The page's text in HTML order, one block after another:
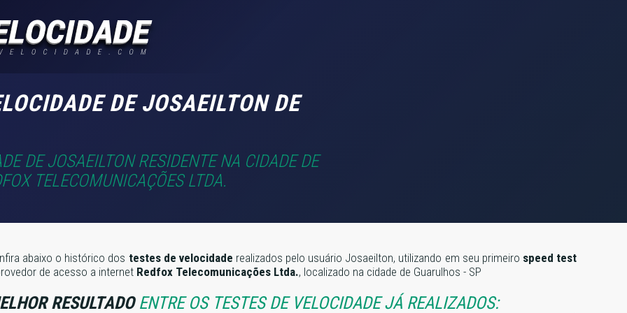
DE JOSAEILTON DE
DE JOSAEILTON RESIDENTE NA CIDADE DE
TELECOMUNICAÇÕES LTDA.
abaixo o histórico dos testes de velocidade realizados pelo usuário Josaeilton, utilizando em seu primeiro speed test
de acesso a internet Redfox Telecomunicações Ltda., localizado na cidade de Guarulhos - SP
RESULTADOENTRE OS TESTES DE VELOCIDADE JÁ REALIZADOS: